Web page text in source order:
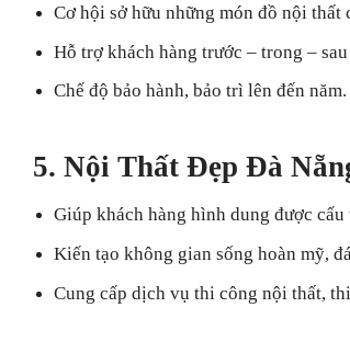
Cơ hội sở hữu những món đồ nội
Hỗ trợ khách hàng trước – trong –
Chế độ bảo hành, bảo trì lên đến năm.
5. Nội Thất Đẹp Đà
Giúp khách hàng hình dung được
Kiến tạo không gian sống hoàn mỹ,
Cung cấp dịch vụ thi công nội thất,